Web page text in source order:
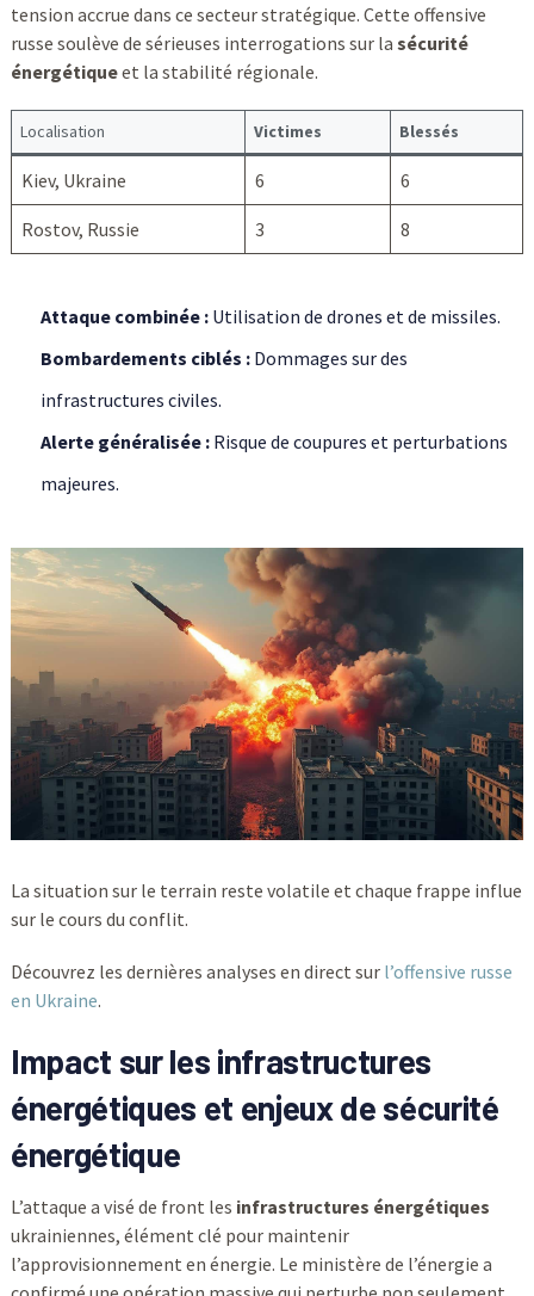
tension accrue dans ce secteur stratégique. Cette offensive
russe soulève de sérieuses interrogations sur la sécurité
énergétiqueet la stabilité régionale.
Localisation Victimes Blessés
Kiev, Ukraine 6 6
Rostov, Russie 3 8
Attaque combinée :Utilisation de drones et de missiles.
Bombardements ciblés :Dommages sur des
infrastructures civiles.
Alerte généralisée :Risque de coupures et perturbations
majeures.
La situation sur le terrain reste volatile et chaque frappe influe
sur le cours du conflit.
Découvrez les dernières analyses en direct sur l’offensive russe
en Ukraine.
Impact sur les infrastructures
énergétiques et enjeux de sécurité
énergétique
L’attaque a visé de front les infrastructures énergétiques
ukrainiennes, élément clé pour maintenir
l’approvisionnement en énergie. Le ministère de l’énergie a